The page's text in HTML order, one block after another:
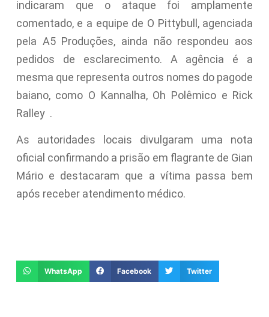
indicaram que o ataque foi amplamente
comentado, e a equipe de O Pittybull, agenciada
pela A5 Produções, ainda não respondeu aos
pedidos de esclarecimento. A agência é a
mesma que representa outros nomes do pagode
baiano, como O Kannalha, Oh Polêmico e Rick
Ralley .
As autoridades locais divulgaram uma nota
oficial confirmando a prisão em flagrante de Gian
Mário e destacaram que a vítima passa bem
após receber atendimento médico.
WhatsApp Facebook Twitter